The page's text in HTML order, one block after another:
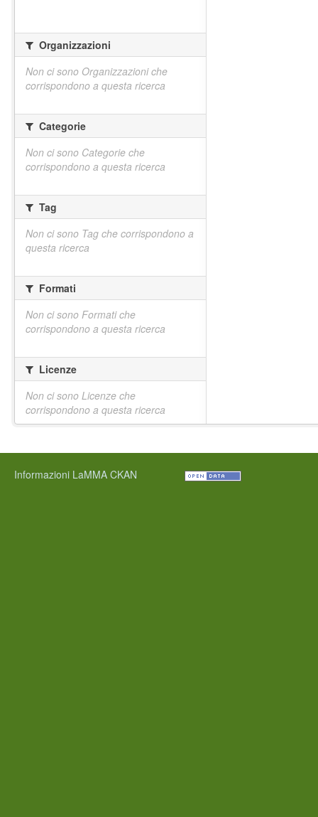
Organizzazioni
Non ci sono Organizzazioni che
corrispondono a questa ricerca
Categorie
Non ci sono Categorie che
corrispondono a questa ricerca
Tag
Non ci sono Tag che corrispondono a
questa ricerca
Formati
Non ci sono Formati che
corrispondono a questa ricerca
Licenze
Non ci sono Licenze che
corrispondono a questa ricerca
Informazioni LaMMA CKAN